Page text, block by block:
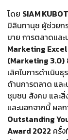
โดย SIAM
มิลินทานุช ผู้ช่วยก
ขาย การตลาดและ
Marketing
(Marketing 3.0)
เลิศในการดำเนิน
ด้านการตลาด แล
ชุมชน สังคม และสิ่
และนอกจากนี้ ผล
Outstanding
Award 2022 ครั้